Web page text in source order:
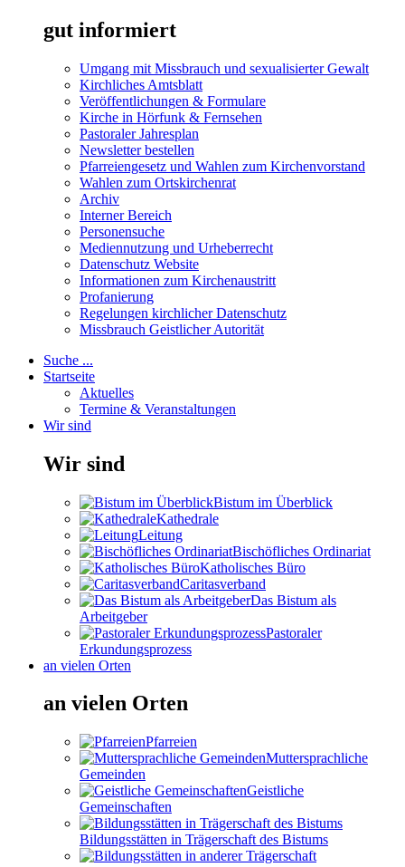
gut informiert
Umgang mit Missbrauch und sexualisierter Gewalt
Kirchliches Amtsblatt
Veröffentlichungen & Formulare
Kirche in Hörfunk & Fernsehen
Pastoraler Jahresplan
Newsletter bestellen
Pfarreiengesetz und Wahlen zum Kirchenvorstand
Wahlen zum Ortskirchenrat
Archiv
Interner Bereich
Personensuche
Mediennutzung und Urheberrecht
Datenschutz Website
Informationen zum Kirchenaustritt
Profanierung
Regelungen kirchlicher Datenschutz
Missbrauch Geistlicher Autorität
Suche ...
Startseite
Aktuelles
Termine & Veranstaltungen
Wir sind
Wir sind
Bistum im Überblick
Kathedrale
Leitung
Bischöfliches Ordinariat
Katholisches Büro
Caritasverband
Das Bistum als
Arbeitgeber
Pastoraler
Erkundungsprozess
an vielen Orten
an vielen Orten
Pfarreien
Muttersprachliche
Gemeinden
Geistliche
Gemeinschaften
Bildungsstätten in Trägerschaft des Bistums